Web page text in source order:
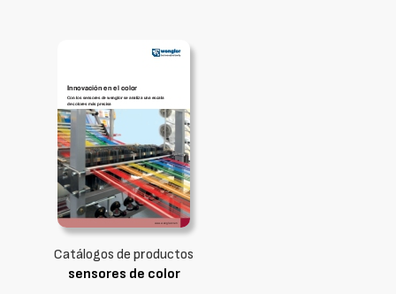
Catálogos de productos
sensores de color